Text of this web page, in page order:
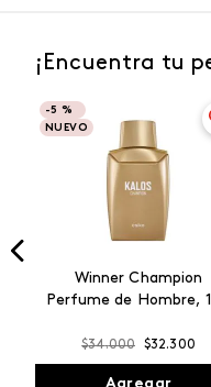
¡Encuentra tu
-5 %
NUEVO
Winner Champion
Perfume de Hombre,
$34.000 $32.300